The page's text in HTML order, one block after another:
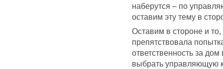
наберутся – по
оставим эту тему в
Оставим в стороне и
препятствовала
ответственность за
выбрать управляющую